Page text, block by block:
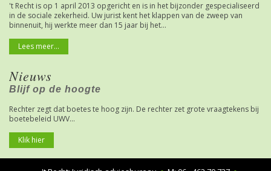
't Recht is op 1 april 2013 opgericht en is in het bijzonder gespecialiseerd
in de sociale zekerheid. Uw jurist kent het klappen van de zweep van
binnenuit, hij werkte meer dan 15 jaar bij het...
Lees meer...
Nieuws
Blijf op de hoogte
Rechter zegt dat boetes te hoog zijn. De rechter zet grote vraagtekens bij
boetebeleid UWV...
Klik hier